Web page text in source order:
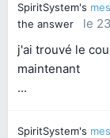
SpiritSystem's
the answer
le
j'ai trouvé le
maintenant
...
SpiritSystem's